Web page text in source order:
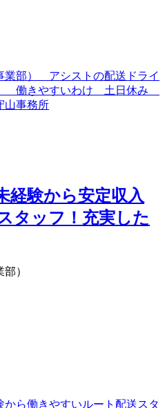
経験から安定収入
タッフ！充実した
）